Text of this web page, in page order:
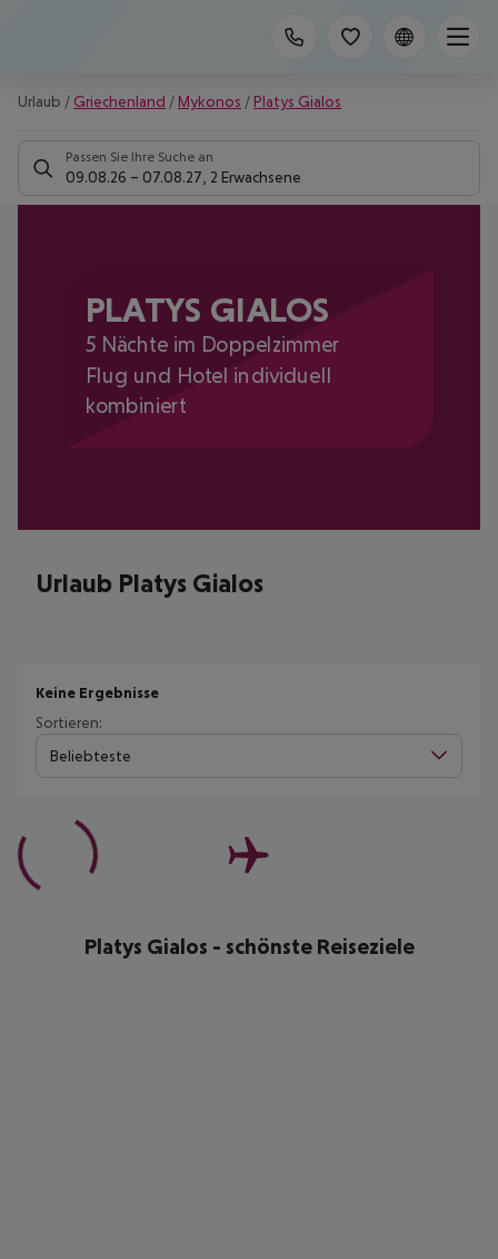
Urlaub / Griechenland / Mykonos / Platys Gialos
Passen Sie Ihre Suche an
09.08.26 – 07.08.27 2 Erwachsene
PLATYS GIALOS
5 Nächte im Doppelzimmer
Flug und Hotel individuell
kombiniert
Urlaub Platys Gialos
Keine Ergebnisse
Sortieren:
Beliebteste
Platys Gialos - schönste Reiseziele